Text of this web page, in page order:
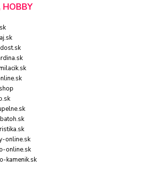
HOBBY
online.sk
online.sk
kamenik.sk